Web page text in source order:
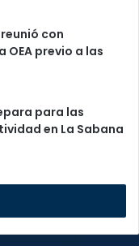
con
OEA previo a las
para las
en La Sabana